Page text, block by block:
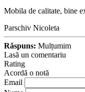
Mobila de calitate, bine
Parschiv Nicoleta
Răspuns: Mulțumim
Lasă un comentariu
Rating
Acordă o notă
Email